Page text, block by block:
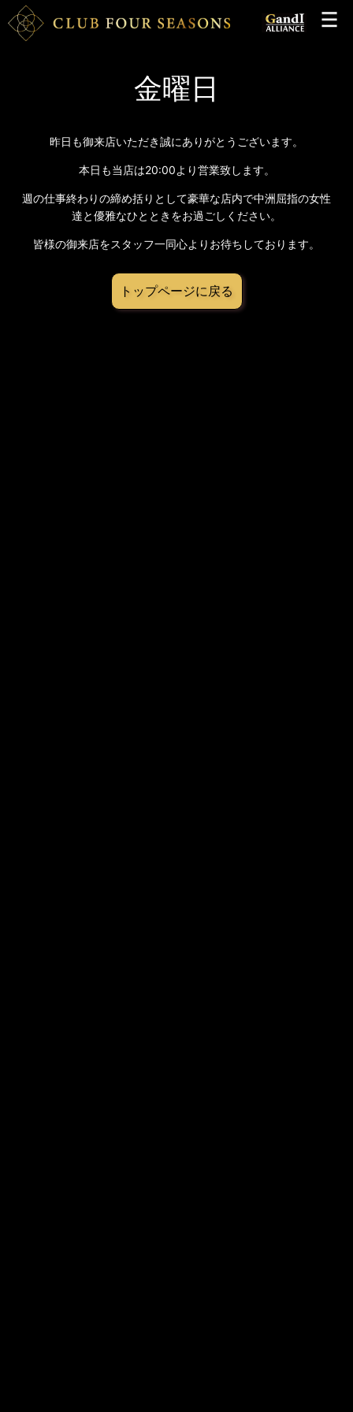
金曜日
昨日も御来店いただき誠にありがとうございます。
本日も当店は20:00より営業致します。
週の仕事終わりの締め括りとして豪華な店内で中洲屈指の女性
達と優雅なひとときをお過ごしください。
皆様の御来店をスタッフ一同心よりお待ちしております。
トップページに戻る